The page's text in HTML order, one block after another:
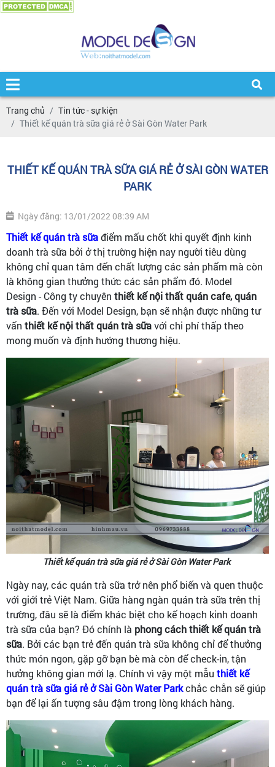
Trang chủ
Tin tức - sự kiện
Thiết kế quán trà sữa giá rẻ ở Sài Gòn Water Park
THIẾT KẾ QUÁN TRÀ SỮA GIÁ RẺ Ở SÀI GÒN WATER
PARK
Ngày đăng: 13/01/2022 08:39 AM
Thiết kế quán trà sữađiểm mấu chốt khi quyết định kinh
doanh trà sữa bởi ở thị trường hiện nay người tiêu dùng
không chỉ quan tâm đến chất lượng các sản phẩm mà còn
là không gian thưởng thức các sản phẩm đó. Model
Design - Công ty chuyên thiết kế nội thất quán cafe, quán
trà sữa. Đến với Model Design, bạn sẽ nhận được những tư
vấn thiết kế nội thất quán trà sữavới chi phí thấp theo
mong muốn và định hướng thương hiệu.
Thiết kế quán trà sữa giá rẻ ở Sài Gòn Water Park
Ngày nay, các quán trà sữa trở nên phổ biến và quen thuộc
với giới trẻ Việt Nam. Giữa hàng ngàn quán trà sữa trên thị
trường, đâu sẽ là điểm khác biệt cho kế hoạch kinh doanh
trà sữa của bạn? Đó chính là phong cách thiết kế quán trà
sữa. Bởi các bạn trẻ đến quán trà sữa không chỉ để thưởng
thức món ngon, gặp gỡ bạn bè mà còn để check-in, tận
hưởng không gian mới lạ. Chính vì vậy một mẫu thiết kế
quán trà sữa giá rẻ ở Sài Gòn Water Parkchắc chắn sẽ giúp
bạn để lại ấn tượng sâu đậm trong lòng khách hàng.